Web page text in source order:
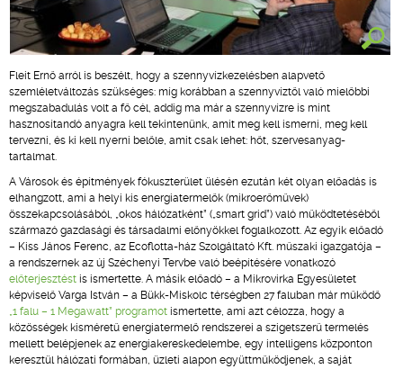
Fleit Ernő arról is beszélt, hogy a szennyvízkezelésben alapvető
szemléletváltozás szükséges: míg korábban a szennyvíztől való mielőbbi
megszabadulás volt a fő cél, addig ma már a szennyvízre is mint
hasznosítandó anyagra kell tekintenünk, amit meg kell ismerni, meg kell
tervezni, és ki kell nyerni belőle, amit csak lehet: hőt, szervesanyag-
tartalmat.
A Városok és építmények fókuszterület ülésén ezután két olyan előadás is
elhangzott, ami a helyi kis energiatermelők (mikroerőművek)
összekapcsolásából, „okos hálózatként” („smart grid”) való működtetéséből
származó gazdasági és társadalmi előnyökkel foglalkozott. Az egyik előadó
– Kiss János Ferenc, az Ecoflotta-ház Szolgáltató Kft. műszaki igazgatója –
a rendszernek az új Széchenyi Tervbe való beépítésére vonatkozó
előterjesztést is ismertette. A másik előadó – a Mikrovirka Egyesületet
képviselő Varga István – a Bükk-Miskolc térségben 27 faluban már működő
„1 falu – 1 Megawatt” programot ismertette, ami azt célozza, hogy a
közösségek kisméretű energiatermelő rendszerei a szigetszerű termelés
mellett belépjenek az energiakereskedelembe, egy intelligens központon
keresztül hálózati formában, üzleti alapon együttműködjenek, a saját